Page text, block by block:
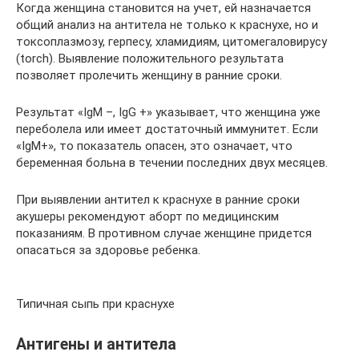
Когда женщина становится на учет, ей назначается
общий анализ на антитела не только к краснухе, но и
токсоплазмозу, герпесу, хламидиям, цитомегаловирусу
(torch). Выявление положительного результата
позволяет пролечить женщину в ранние сроки.
Результат «IgM –, IgG +» указывает, что женщина уже
переболела или имеет достаточный иммунитет. Если
«IgM+», то показатель опасен, это означает, что
беременная больна в течении последних двух месяцев.
При выявлении антител к краснухе в ранние сроки
акушеры рекомендуют аборт по медицинским
показаниям. В противном случае женщине придется
опасаться за здоровье ребенка.
Типичная сыпь при краснухе
Антигены и антитела